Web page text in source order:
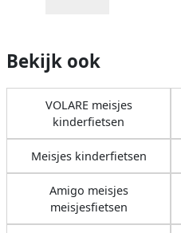
Bekijk ook
VOLARE meisjes
kinderfietsen
Meisjes kinderfietsen
Amigo meisjes
meisjesfietsen